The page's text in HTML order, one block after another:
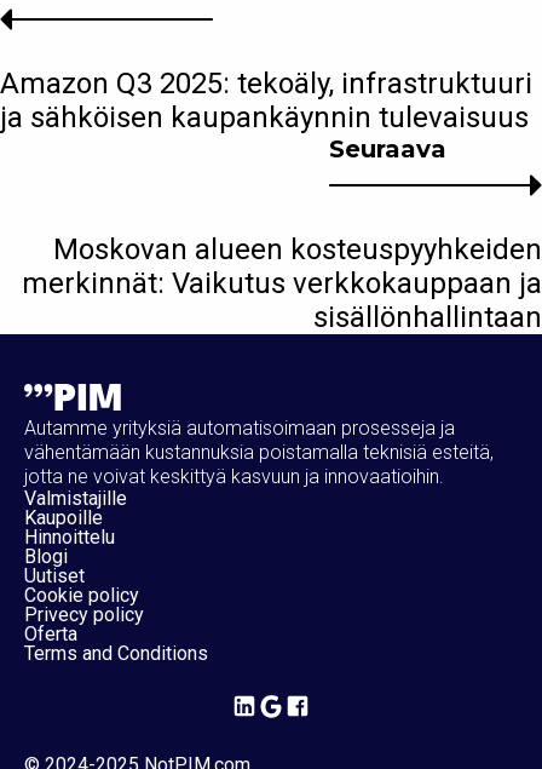
Seuraava
Moskovan alueen kosteuspyyhkeiden
merkinnät: Vaikutus verkkokauppaan ja
sisällönhallintaan
Amazon Q3 2025: tekoäly, infrastruktuuri
ja sähköisen kaupankäynnin tulevaisuus
Autamme yrityksiä automatisoimaan prosesseja ja
vähentämään kustannuksia poistamalla teknisiä esteitä,
jotta ne voivat keskittyä kasvuun ja innovaatioihin.
Valmistajille
Kaupoille
Hinnoittelu
Blogi
Uutiset
Cookie policy
Privecy policy
Oferta
Terms and Conditions
© 2024-2025 NotPIM.com